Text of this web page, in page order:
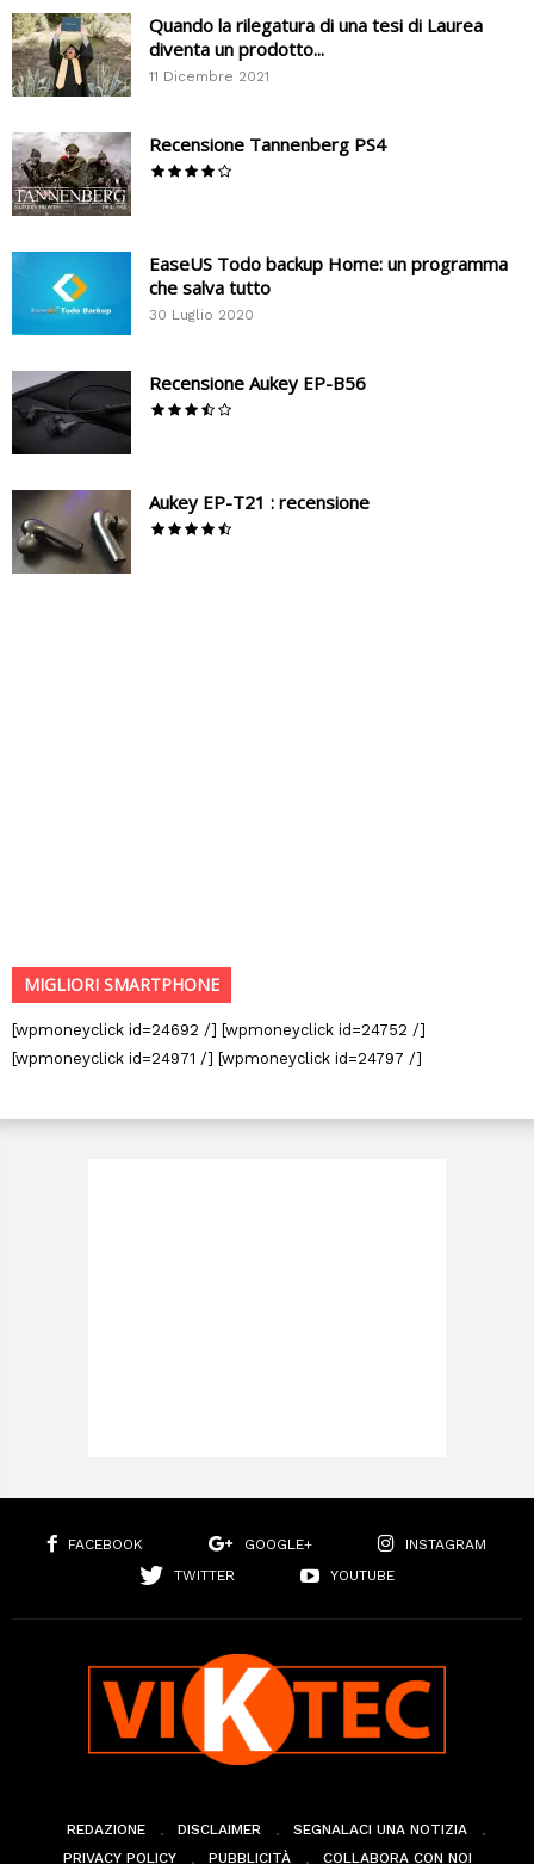
Quando la rilegatura di una tesi di Laurea
diventa un prodotto...
11 Dicembre 2021
Recensione Tannenberg PS4
EaseUS Todo backup Home: un programma
che salva tutto
30 Luglio 2020
Recensione Aukey EP-B56
Aukey EP-T21 : recensione
MIGLIORI SMARTPHONE
[wpmoneyclick id=24692 /] [wpmoneyclick id=24752 /]
[wpmoneyclick id=24971 /] [wpmoneyclick id=24797 /]
FACEBOOK GOOGLE+
INSTAGRAM
TWITTER
YOUTUBE
REDAZIONE DISCLAIMER
SEGNALACI UNA NOTIZIA
PRIVACY POLICY
PUBBLICITÀ COLLABORA CON NOI